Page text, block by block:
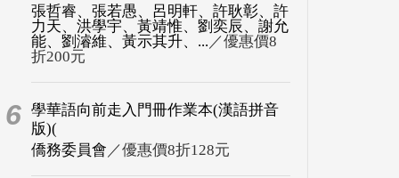
張哲睿、張若愚、呂明軒、許耿彰、許
力天、洪學宇、黃靖惟、劉奕辰、謝允
能、劉濬維、黃示其升、... ／優惠價8
折200元
6 學華語向前走入門冊作業本(漢語拼音
版)(
僑務委員會 ／優惠價8折128元